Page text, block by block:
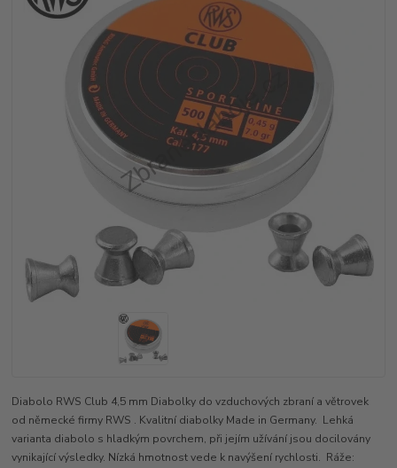
Diabolo RWS Club 4,5 mm Diabolky do vzduchových zbraní a větrovek
od německé firmy RWS . Kvalitní diabolky Made in Germany. Lehká
varianta diabolo s hladkým povrchem, při jejím užívání jsou docilovány
vynikající výsledky. Nízká hmotnost vede k navýšení rychlosti. Ráže: